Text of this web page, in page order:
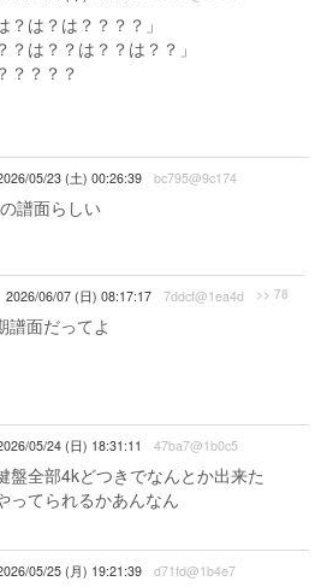
は？は？？？？」
は？？は？？は？？」
？？？？
05/23 (土) 00:26:39 bc795@9c174
譜面らしい
2026/06/07 (日) 08:17:17 7ddcf@1ea4d >> 78
譜面だってよ
05/24 (日) 18:31:11 47ba7@1b0c5
盤全部4kどつきでなんとか出来た
ってられるかあんなん
05/25 (月) 19:21:39 d71fd@1b4e7